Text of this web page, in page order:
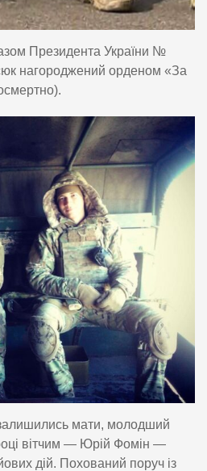
Президента України №
нагороджений орденом «За
мати, молодший
вітчим — Юрій Фомін —
дій. Похований поруч із